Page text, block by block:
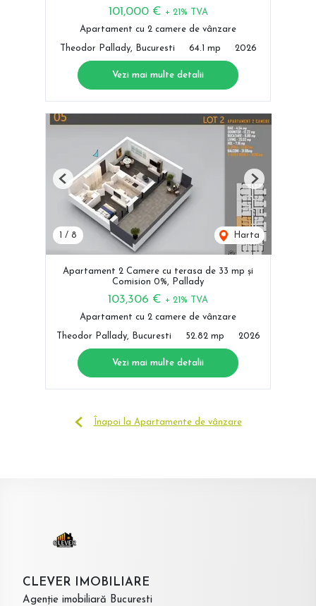
101,000 € + 21% TVA
Apartament cu 2 camere de vânzare
Theodor Pallady, Bucuresti 64.1 mp 2026
Vezi mai multe detalii
1 / 8 Harta
Previous Next
Apartament 2 Camere cu terasa de 33 mp și
Comision 0%, Pallady
103,306 € + 21% TVA
Apartament cu 2 camere de vânzare
Theodor Pallady, Bucuresti 52.82 mp 2026
Vezi mai multe detalii
Înapoi la Apartamente de vânzare
CLEVER IMOBILIARE
Agenție imobiliară Bucuresti